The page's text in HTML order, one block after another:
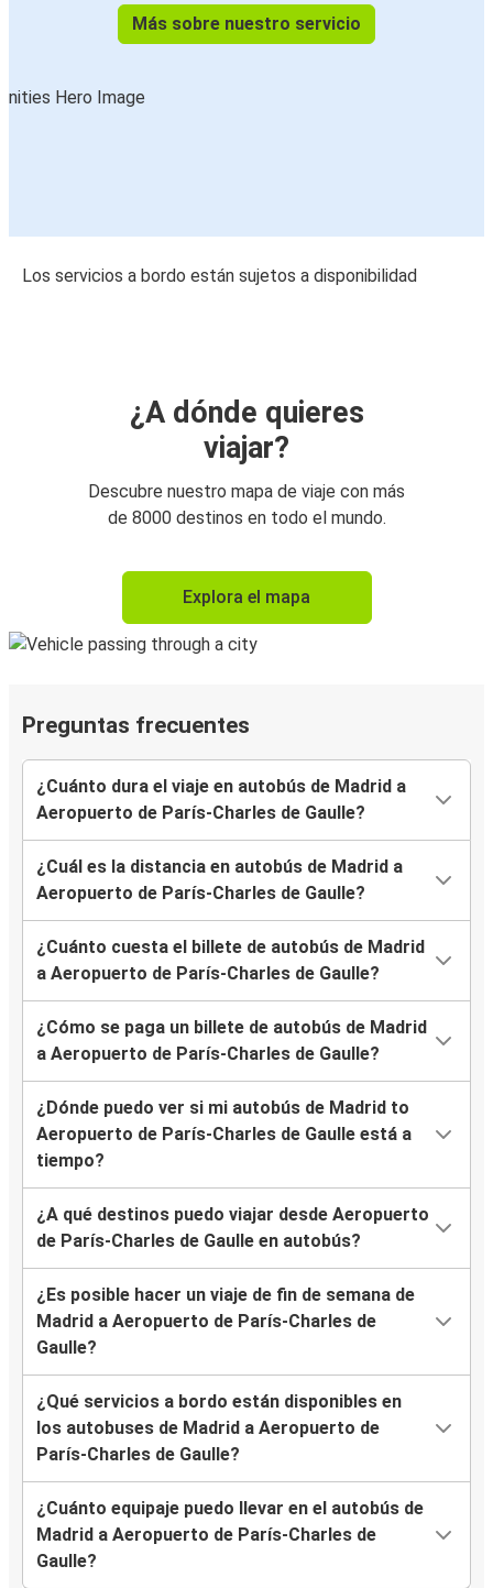
Más sobre nuestro servicio
Los servicios a bordo están sujetos a disponibilidad
¿A dónde quieres
viajar?
Descubre nuestro mapa de viaje con más
de 8000 destinos en todo el mundo.
Explora el mapa
Preguntas frecuentes
¿Cuánto dura el viaje en autobús de Madrid a
Aeropuerto de París-Charles de Gaulle?
¿Cuál es la distancia en autobús de Madrid a
Aeropuerto de París-Charles de Gaulle?
¿Cuánto cuesta el billete de autobús de Madrid
a Aeropuerto de París-Charles de Gaulle?
¿Cómo se paga un billete de autobús de Madrid
a Aeropuerto de París-Charles de Gaulle?
¿Dónde puedo ver si mi autobús de Madrid to
Aeropuerto de París-Charles de Gaulle está a
tiempo?
¿A qué destinos puedo viajar desde Aeropuerto
de París-Charles de Gaulle en autobús?
¿Es posible hacer un viaje de fin de semana de
Madrid a Aeropuerto de París-Charles de
Gaulle?
¿Qué servicios a bordo están disponibles en
los autobuses de Madrid a Aeropuerto de
París-Charles de Gaulle?
¿Cuánto equipaje puedo llevar en el autobús de
Madrid a Aeropuerto de París-Charles de
Gaulle?